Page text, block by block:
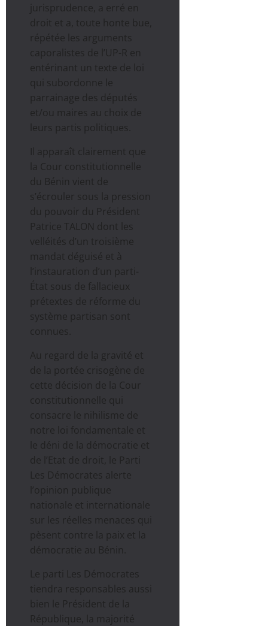
jurisprudence, a erré en
droit et a, toute honte bue,
répétée les arguments
caporalistes de l’UP-R en
entérinant un texte de loi
qui subordonne le
parrainage des députés
et/ou maires au choix de
leurs partis politiques.
Il apparaît clairement que
la Cour constitutionnelle
du Bénin vient de
s’écrouler sous la pression
du pouvoir du Président
Patrice TALON dont les
velléités d’un troisième
mandat déguisé et à
l’instauration d’un parti-
État sous de fallacieux
prétextes de réforme du
système partisan sont
connues.
Au regard de la gravité et
de la portée crisogène de
cette décision de la Cour
constitutionnelle qui
consacre le nihilisme de
notre loi fondamentale et
le déni de la démocratie et
de l’Etat de droit, le Parti
Les Démocrates alerte
l’opinion publique
nationale et internationale
sur les réelles menaces qui
pèsent contre la paix et la
démocratie au Bénin.
Le parti Les Démocrates
tiendra responsables aussi
bien le Président de la
République, la majorité